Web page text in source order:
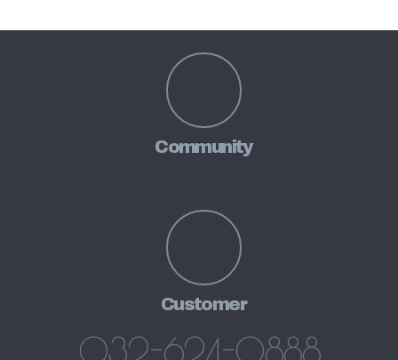
Community
Customer
032-624-0888